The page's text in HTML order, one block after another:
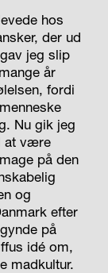
hos
der ud
jeg slip
år
fordi
Nu gik jeg
at være
på den
og
efter
på
idé om,
madkultur.